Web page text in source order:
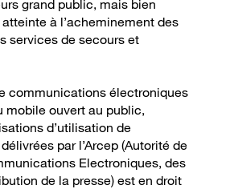
grand public, mais bien
à l’acheminement des
services de secours et
communications électroniques
mobile ouvert au public,
d’utilisation de
par l’Arcep (Autorité de
Electroniques, des
de la presse) est en droit